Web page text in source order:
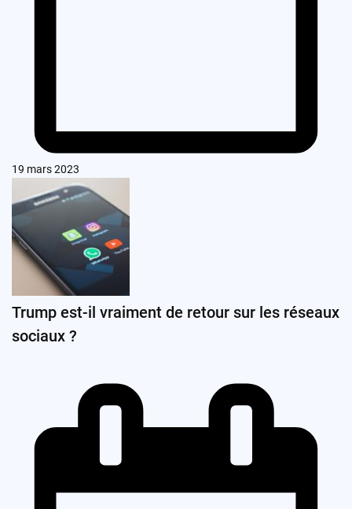
19 mars 2023
Trump est-il vraiment de retour sur les réseaux
sociaux ?